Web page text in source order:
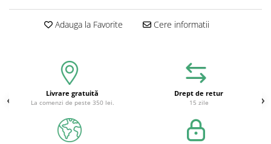
Adauga la Favorite Cere informatii
Livrare gratuită
La comenzi de peste 350 lei.
Drept de retur
15 zile